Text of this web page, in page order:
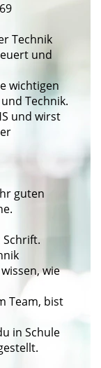
Technik
und
wichtigen
Technik.
und wirst
guten
wie
Team, bist
in Schule